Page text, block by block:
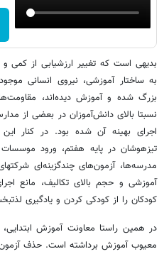
بدیهی است که تغییر ارزشیابی از کمی و
به ساختار آموزشی، نیروی انسانی
بزرگ شده و آموزش دیده‌­اند،
نسبتا بالای دانش‌­آموزان در بعضی از
اجرای بهینه آن شده بود. در کنار
تیزهوشان در پایه هفتم، ورود
مدرسه‌­ها، آزمون­‌های چندگزینه‌­ای
آموزشی و حجم بالای تکالیف، مانع
کودکان را از کودکی کردن و یادگیری
در همین راستا معاونت آموزش
معیوب آموزش برداشته است. حذف آزمون